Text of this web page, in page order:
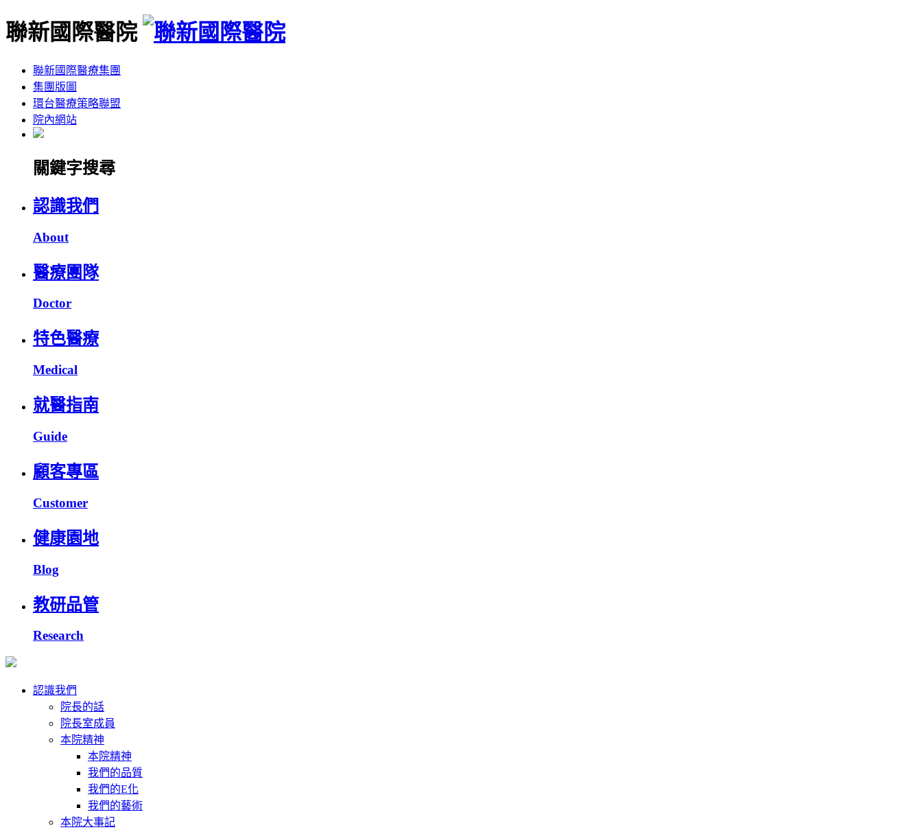
聯新國際醫院
聯新國際醫療集團
集團版圖
環台醫療策略聯盟
院內網站
關鍵字搜尋
認識我們
About
醫療團隊
Doctor
特色醫療
Medical
就醫指南
Guide
顧客專區
Customer
健康園地
Blog
教研品管
Research
認識我們
院長的話
院長室成員
本院精神
本院精神
我們的品質
我們的E化
我們的藝術
本院大事記